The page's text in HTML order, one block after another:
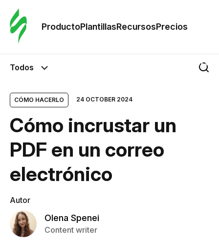
ProductoPlantillasRecursosPrecios
Todos
CÓMO HACERLO 24 OCTOBER 2024
Cómo incrustar un
PDF en un correo
electrónico
Autor
Olena Spenei
Content writer